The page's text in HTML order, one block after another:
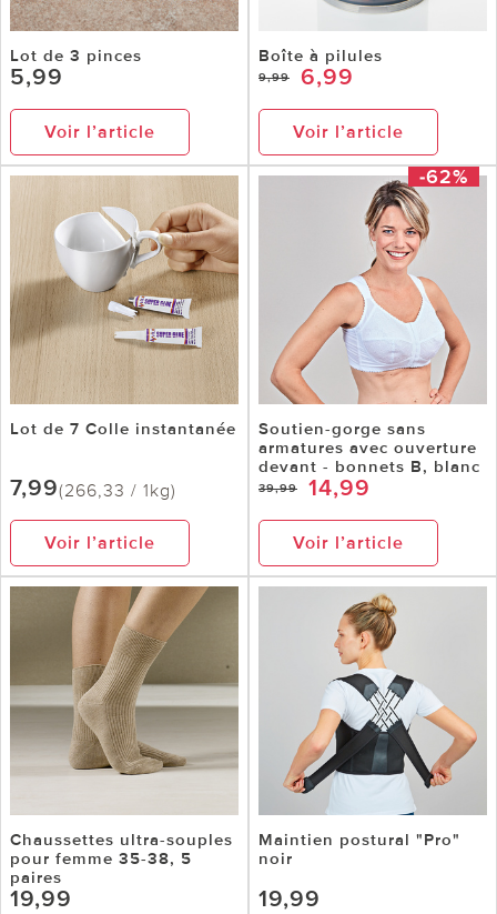
Lot de 3 pinces
5,99
Voir l’article
Boîte à pilules
9,99 6,99
Voir l’article
Lot de 7 Colle instantanée
7,99(266,33 / 1kg)
Voir l’article
-62%
Soutien-gorge sans
armatures avec ouverture
devant - bonnets B, blanc
39,99 14,99
Voir l’article
Chaussettes ultra-souples
pour femme 35-38, 5
paires
19,99
Maintien postural "Pro"
noir
19,99